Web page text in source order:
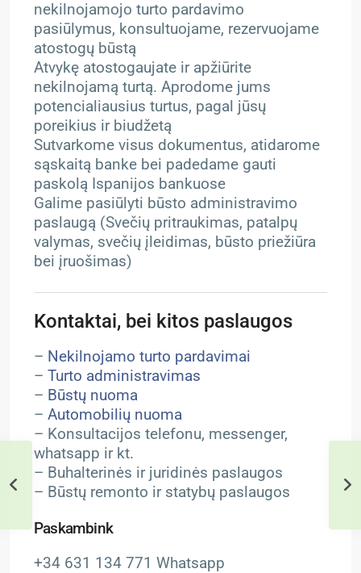
nekilnojamojo turto pardavimo
pasiūlymus, konsultuojame, rezervuojame
atostogų būstą
Atvykę atostogaujate ir apžiūrite
nekilnojamą turtą. Aprodome jums
potencialiausius turtus, pagal jūsų
poreikius ir biudžetą
Sutvarkome visus dokumentus, atidarome
sąskaitą banke bei padedame gauti
paskolą Ispanijos bankuose
Galime pasiūlyti būsto administravimo
paslaugą (Svečių pritraukimas, patalpų
valymas, svečių įleidimas, būsto priežiūra
bei įruošimas)
Kontaktai, bei kitos paslaugos
– Nekilnojamo turto pardavimai
– Turto administravimas
– Būstų nuoma
– Automobilių nuoma
– Konsultacijos telefonu, messenger,
whatsapp ir kt.
– Buhalterinės ir juridinės paslaugos
– Būstų remonto ir statybų paslaugos
Paskambink
+34 631 134 771 Whatsapp